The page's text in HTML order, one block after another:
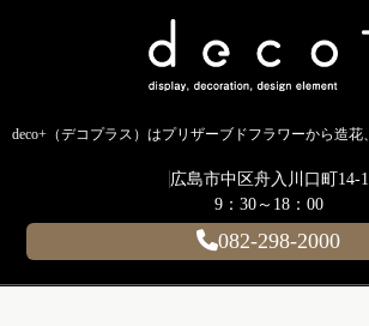
広島市中区舟入川口町14-1
9：30～18：00
082-298-2000